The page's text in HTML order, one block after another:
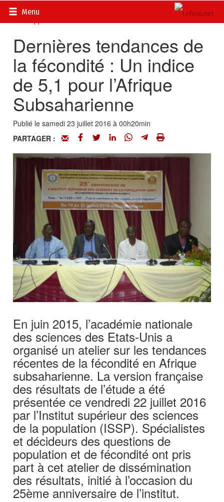
Menu
Accueil>
Dernières tendances de
la fécondité : Un indice
de 5,1 pour l’Afrique
Subsaharienne
Publié le samedi 23 juillet 2016 à 00h20min
PARTAGER :
En juin 2015, l’académie nationale
des sciences des Etats-Unis a
organisé un atelier sur les tendances
récentes de la fécondité en Afrique
subsaharienne. La version française
des résultats de l’étude a été
présentée ce vendredi 22 juillet 2016
par l’Institut supérieur des sciences
de la population (ISSP). Spécialistes
et décideurs des questions de
population et de fécondité ont pris
part à cet atelier de dissémination
des résultats, initié à l’occasion du
25ème anniversaire de l’institut.